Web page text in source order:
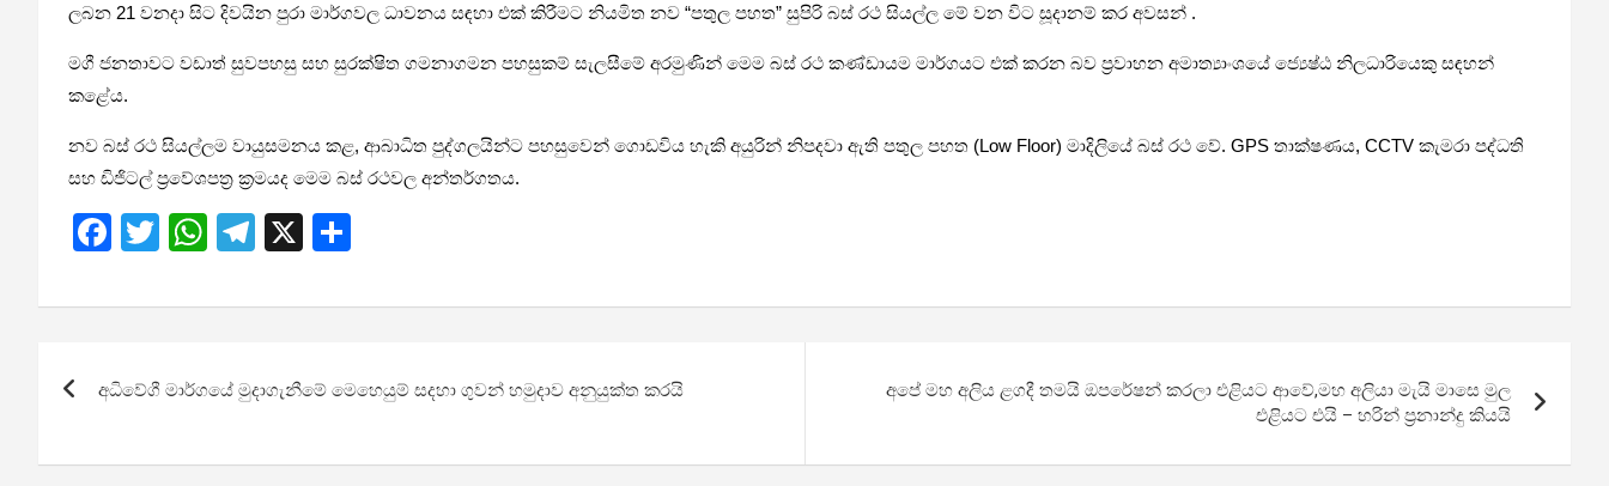
ලබන 21 වනදා සිට දිවයින පුරා මාර්ගවල ධාවනය සඳහා එක් කිරීමට නියමිත නව “පතුල පහත” සුපිරි බස් රථ සියල්ල මේ වන විට සූදානම් කර අවසන් .
මගී ජනතාවට වඩාත් සුවපහසු සහ සුරක්ෂිත ගමනාගමන පහසුකම් සැලසීමේ අරමුණින් මෙම බස් රථ කණ්ඩායම මාර්ගයට එක් කරන බව ප්‍රවාහන අමාත්‍යාංශයේ ජ්‍යෙෂ්ඨ නිලධාරියෙකු සඳහන්
කළේය.
නව බස් රථ සියල්ලම වායුසමනය කළ, ආබාධිත පුද්ගලයින්ට පහසුවෙන් ගොඩවිය හැකි අයුරින් නිපදවා ඇති පතුල පහත (Low Floor) මාදිලියේ බස් රථ වේ. GPS තාක්ෂණය, CCTV කැමරා පද්ධති
සහ ඩිජිටල් ප්‍රවේශපත්‍ර ක්‍රමයද මෙම බස් රථවල අන්තර්ගතය.
F
ce
o
k
T
tt
W
at
A
p
T
e
a
X
ar
navigation
අධිවේගී මාර්ගයේ මුදාගැනීමේ මෙහෙයුම් සදහා ගුවන් හමුදාව අනුයුක්ත කරයි
අපේ මහ අලිය ළගදී තමයි ඔපරේෂන් කරලා එළියට ආවේ,මහ අලියා මැයි මාසෙ මුල
එළියට එයි – හරින් ප්‍රනාන්දු කියයි